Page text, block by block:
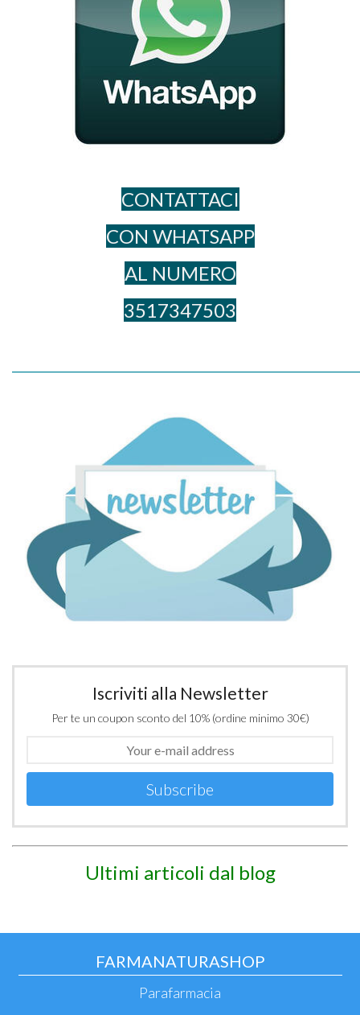
CONTATTACI
CON WHATSAPP
AL NUME​RO
3517347503
Iscriviti alla Newsletter
Per te un coupon sconto del 10% (ordine minimo 30€)
Subscribe
Ultimi articoli dal blog
FARMANATURASHOP
Parafarmacia